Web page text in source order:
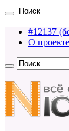
#12137
О проекте